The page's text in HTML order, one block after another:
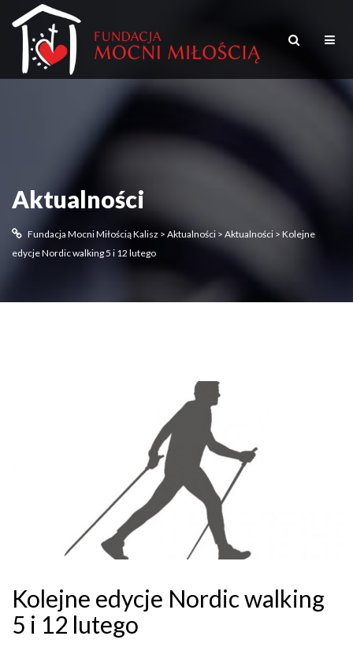
Aktualności
Fundacja Mocni Miłością Kalisz > Aktualności > Aktualności > Kolejne
edycje Nordic walking 5 i 12 lutego
Kolejne edycje Nordic walking
5 i 12 lutego